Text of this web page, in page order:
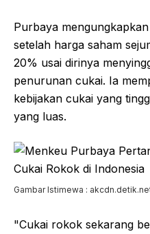
Purbaya
setelah harga saham
20% usai dirinya
penurunan cukai. Ia
kebijakan cukai yang
yang luas.
Gambar Istimewa :
"Cukai rokok sekarang